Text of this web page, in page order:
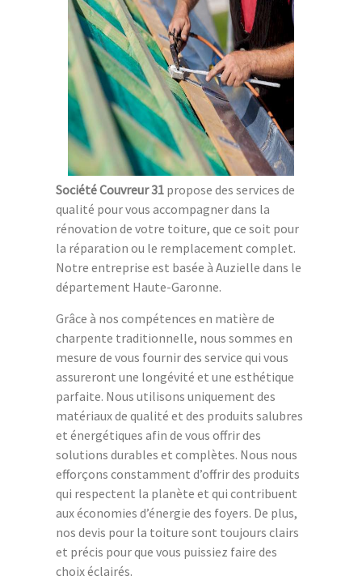
Société Couvreur 31 propose des services de
qualité pour vous accompagner dans la
rénovation de votre toiture, que ce soit pour
la réparation ou le remplacement complet.
Notre entreprise est basée à Auzielle dans le
département Haute-Garonne.
Grâce à nos compétences en matière de
charpente traditionnelle, nous sommes en
mesure de vous fournir des service qui vous
assureront une longévité et une esthétique
parfaite. Nous utilisons uniquement des
matériaux de qualité et des produits salubres
et énergétiques afin de vous offrir des
solutions durables et complètes. Nous nous
efforçons constamment d’offrir des produits
qui respectent la planète et qui contribuent
aux économies d’énergie des foyers. De plus,
nos devis pour la toiture sont toujours clairs
et précis pour que vous puissiez faire des
choix éclairés.